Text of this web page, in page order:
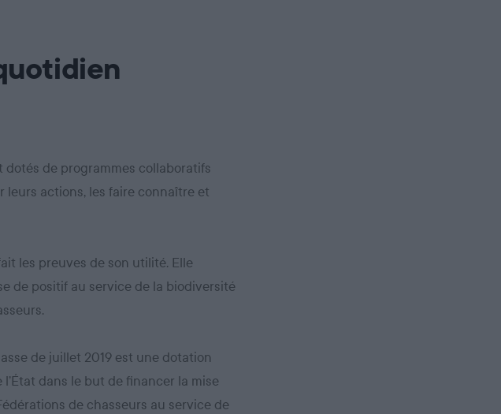
dotés de programmes collaboratifs
leurs actions, les faire connaître et
les preuves de son utilité. Elle
de positif au service de la biodiversité
de juillet 2019 est une dotation
dans le but de financer la mise
de chasseurs au service de